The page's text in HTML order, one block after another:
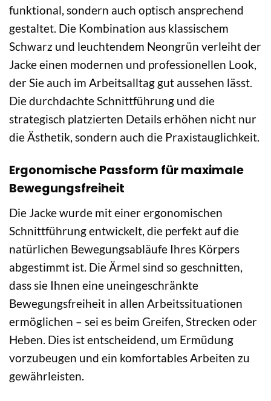
funktional, sondern auch optisch ansprechend
gestaltet. Die Kombination aus klassischem
Schwarz und leuchtendem Neongrün verleiht der
Jacke einen modernen und professionellen Look,
der Sie auch im Arbeitsalltag gut aussehen lässt.
Die durchdachte Schnittführung und die
strategisch platzierten Details erhöhen nicht nur
die Ästhetik, sondern auch die Praxistauglichkeit.
Ergonomische Passform für maximale
Bewegungsfreiheit
Die Jacke wurde mit einer ergonomischen
Schnittführung entwickelt, die perfekt auf die
natürlichen Bewegungsabläufe Ihres Körpers
abgestimmt ist. Die Ärmel sind so geschnitten,
dass sie Ihnen eine uneingeschränkte
Bewegungsfreiheit in allen Arbeitssituationen
ermöglichen – sei es beim Greifen, Strecken oder
Heben. Dies ist entscheidend, um Ermüdung
vorzubeugen und ein komfortables Arbeiten zu
gewährleisten.